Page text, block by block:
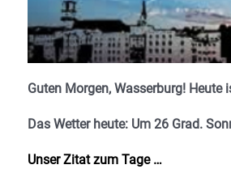
Guten Morgen, Wasserburg!
Das Wetter heute: Um 26 Grad.
Unser Zitat zum Tage …